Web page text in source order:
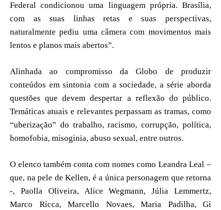
Federal condicionou uma linguagem própria. Brasília,
com as suas linhas retas e suas perspectivas,
naturalmente pediu uma câmera com movimentos mais
lentos e planos mais abertos”.
Alinhada ao compromisso da Globo de produzir
conteúdos em sintonia com a sociedade, a série aborda
questões que devem despertar a reflexão do público.
Temáticas atuais e relevantes perpassam as tramas, como
“uberização” do trabalho, racismo, corrupção, política,
homofobia, misoginia, abuso sexual, entre outros.
O elenco também conta com nomes como Leandra Leal –
que, na pele de Kellen, é a única personagem que retorna
-, Paolla Oliveira, Alice Wegmann, Júlia Lemmertz,
Marco Ricca, Marcello Novaes, Maria Padilha, Gi